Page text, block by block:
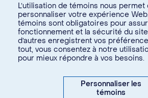
Donnez à l’UdeM
U15
© Université de Montréal, 2026. Tous
L’utilisation de témoins nous permet
personnaliser votre expérience
témoins sont obligatoires pour
fonctionnement et la sécurité du
d’autres enregistrent vos
tout, vous consentez à notre
pour mieux répondre à vos besoins.
Personnaliser les
témoins